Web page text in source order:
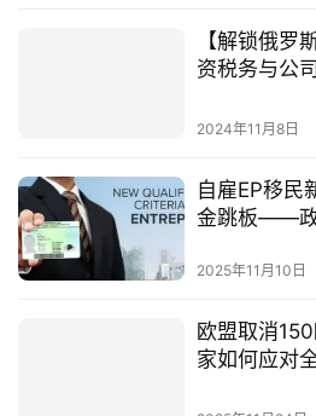
【解锁俄罗
资税务与公
2024年11月8日
自雇EP移民
金跳板——政
2025年11月10日
欧盟取消
家如何应对